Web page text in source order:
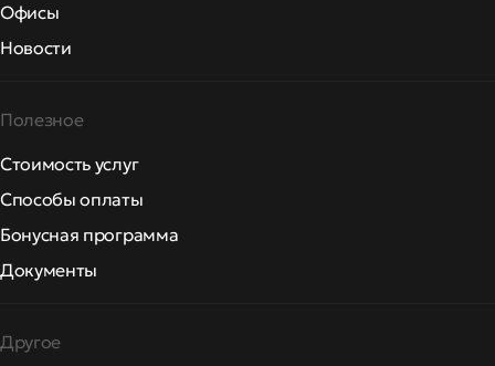
Офисы
Новости
Полезное
Стоимость услуг
Способы оплаты
Бонусная программа
Документы
Другое